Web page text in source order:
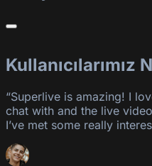
Kullanıcılarımız
“Superlive is amazing! I
chat with and the live
I’ve met some really